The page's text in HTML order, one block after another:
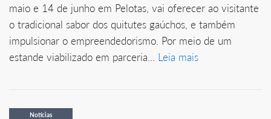
maio e 14 de junho em Pelotas, vai oferecer ao visitante
o tradicional sabor dos quitutes gaúchos, e também
impulsionar o empreendedorismo. Por meio de um
estande viabilizado em parceria... Leia mais
Notícias